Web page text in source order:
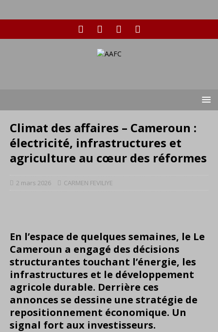
Climat des affaires – Cameroun :
électricité, infrastructures et
agriculture au cœur des réformes
2 mars 2026 CARMEN FEVILIYE
En l’espace de quelques semaines, le Le
Cameroun a engagé des décisions
structurantes touchant l’énergie, les
infrastructures et le développement
agricole durable. Derrière ces
annonces se dessine une stratégie de
repositionnement économique. Un
signal fort aux investisseurs.